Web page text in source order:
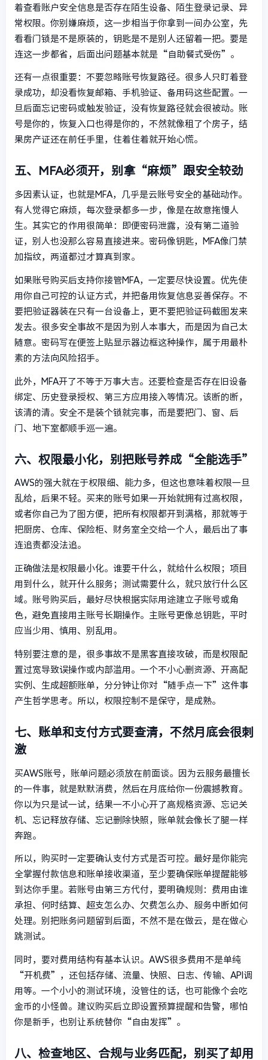
着查看账户安全信息是否存在陌生设备、陌生登录记录、异
常权限。你别嫌麻烦，这一步相当于你拿到一间办公室，先
看看门锁是不是原装的，钥匙是不是别人还留着一把。要是
连这一步都省，后面出问题基本就是“自助餐式受伤”。
还有一点很重要：不要忽略账号恢复路径。很多人只盯着登
录成功，却没看恢复邮箱、手机验证、备用码这些配置。一
旦后面忘记密码或触发验证，没有恢复路径就会很被动。账
号是你的，恢复入口也得是你的，不然就像租了个房子，结
果房产证还在前任手里，住着住着就开始心慌。
五、MFA必须开，别拿“麻烦”跟安全较劲
多因素认证，也就是MFA，几乎是云账号安全的基础动作。
有人觉得它麻烦，每次登录都多一步，像是在故意拖慢人
生。其实它的作用很简单：即便密码泄露，没有第二道验
证，别人也没那么容易直接进来。密码像钥匙，MFA像门禁
加指纹，两道都过才算真到家。
如果账号购买后支持你接管MFA，一定要尽快设置。优先使
用你自己可控的认证方式，并把备用恢复信息妥善保存。不
要把验证器装在只有一台设备上，更不要把验证码截图发来
发去。很多安全事故不是因为别人本事大，而是因为自己太
随意。密码写在便签上贴显示器边框这种操作，属于用最朴
素的方法向风险招手。
此外，MFA开了不等于万事大吉。还要检查是否存在旧设备
绑定、历史登录授权、第三方应用接入等情况。该断的断，
该清的清。安全不是装个锁就完事，而是要把门、窗、后
门、地下室都顺手巡一遍。
六、权限最小化，别把账号养成“全能选手”
AWS的强大就在于权限细、能力多，但这也意味着权限一旦
乱给，后果不轻。买来的账号如果一开始就拥有过高权限，
或者你自己为了图方便，把所有权限都开到满格，那就等于
把厨房、仓库、保险柜、财务室全交给一个人，最后出了事
连追责都没法追。
正确做法是权限最小化。谁要干什么，就给什么权限；项目
用到什么，就开什么服务；测试需要什么，就只放行什么区
域。账号购买后，最好尽快根据实际用途建立子账号或角
色，避免直接用主账号长期操作。主账号更像总钥匙，平时
应当少用、慎用、别乱用。
特别要注意的是，很多事故不是黑客直接攻破，而是权限配
置过宽导致误操作或内部滥用。一个不小心删资源、开高配
实例、生成超额账单，分分钟让你对“随手点一下”这件事
产生哲学思考。所以，权限控制不是保守，是成熟。
七、账单和支付方式要查清，不然月底会很刺
激
买AWS账号，账单问题必须放在前面谈。因为云服务最擅长
的一件事，就是默默消费，然后在月底给你一份震撼教育。
你以为只是试一试，结果一不小心开了高规格资源、忘记关
机、忘记释放存储、忘记删除快照，账单就会像长了腿一样
奔跑。
所以，购买时一定要确认支付方式是否可控。最好是你能完
全掌握付款信息和账单接收渠道，至少要确保账单提醒能够
到达你手里。若账号由第三方代付，要明确规则：费用由谁
承担、何时结算、超支怎么办、欠费怎么办、服务中断如何
处理。别把账务问题留到后面，不然不是在做云，是在做心
跳测试。
同时，要对费用结构有基本认识。AWS很多费用不是单纯
“开机费”，还包括存储、流量、快照、日志、传输、API调
用等。一个小小的测试环境，没管住的话，也可能像个会吃
金币的小怪兽。建议购买后立即设置预算提醒和告警，哪怕
你是新手，也别让系统替你“自由发挥”。
八、检查地区、合规与业务匹配，别买了却用